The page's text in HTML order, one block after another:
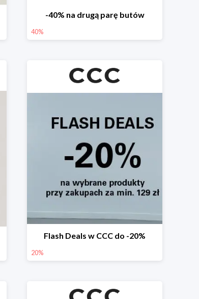
-40% na drugą parę butów
40%
Flash Deals w CCC do -20%
20%